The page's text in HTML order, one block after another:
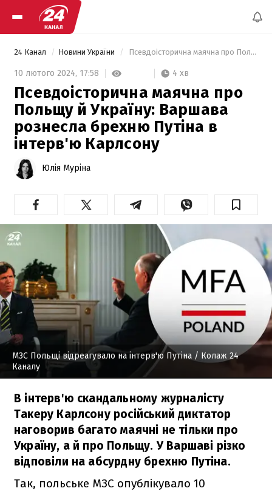
24 Канал Новини України Псевдоісторична маячна про Польщу й Україну: Варшава рознесла брехню Путіна в інтерв'ю Карлсону
10 лютого 2024, 17:58 4 хв
Псевдоісторична маячна про
Польщу й Україну: Варшава
рознесла брехню Путіна в
інтерв'ю Карлсону
Юлія Муріна
МЗС Польщі відреагувало на інтерв'ю Путіна / Колаж 24
Каналу
В інтерв'ю скандальному журналісту
Такеру Карлсону російський диктатор
наговорив багато маячні не тільки про
Україну, а й про Польщу. У Варшаві різко
відповіли на абсурдну брехню Путіна.
Так, польське МЗС опублікувало 10